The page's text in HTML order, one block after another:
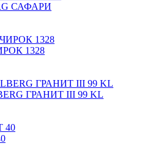
САФАРИ
1328
ГРАНИТ III 99 KL